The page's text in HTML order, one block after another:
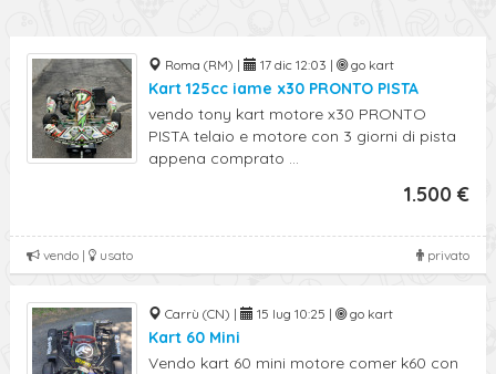
Roma (RM) | 17 dic 12:03 | go kart
Kart 125cc iame x30 PRONTO PISTA
vendo tony kart motore x30 PRONTO
PISTA telaio e motore con 3 giorni di pista
appena comprato ...
1.500 €
privato
vendo | usato
Carrù (CN) | 15 lug 10:25 | go kart
Kart 60 Mini
Vendo kart 60 mini motore comer k60 con